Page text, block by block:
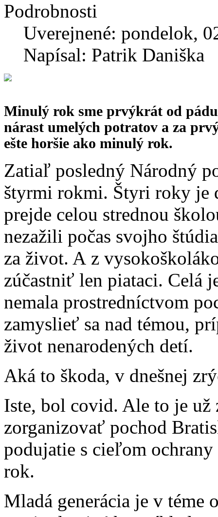
Podrobnosti
Uverejnené: pondelok,
Napísal: Patrik Daniška
Minulý rok sme prvýkrát od
nárast umelých potratov a za
ešte horšie ako minulý rok.
Zatiaľ posledný Národný
štyrmi rokmi. Štyri roky je
prejde celou strednou
nezažili počas svojho
za život. A z
zúčastniť len piataci. Celá
nemala prostredníctvom
zamyslieť sa nad témou,
život nenarodených detí.
Aká to škoda, v dnešnej
Iste, bol covid. Ale to je už
zorganizovať pochod
podujatie s cieľom
rok.
Mladá generácia je v téme